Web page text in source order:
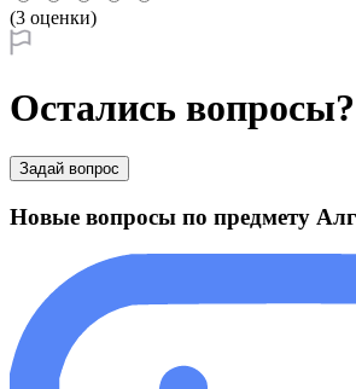
(3 оценки)
Остались вопросы?
Задай вопрос
Новые вопросы по предмету